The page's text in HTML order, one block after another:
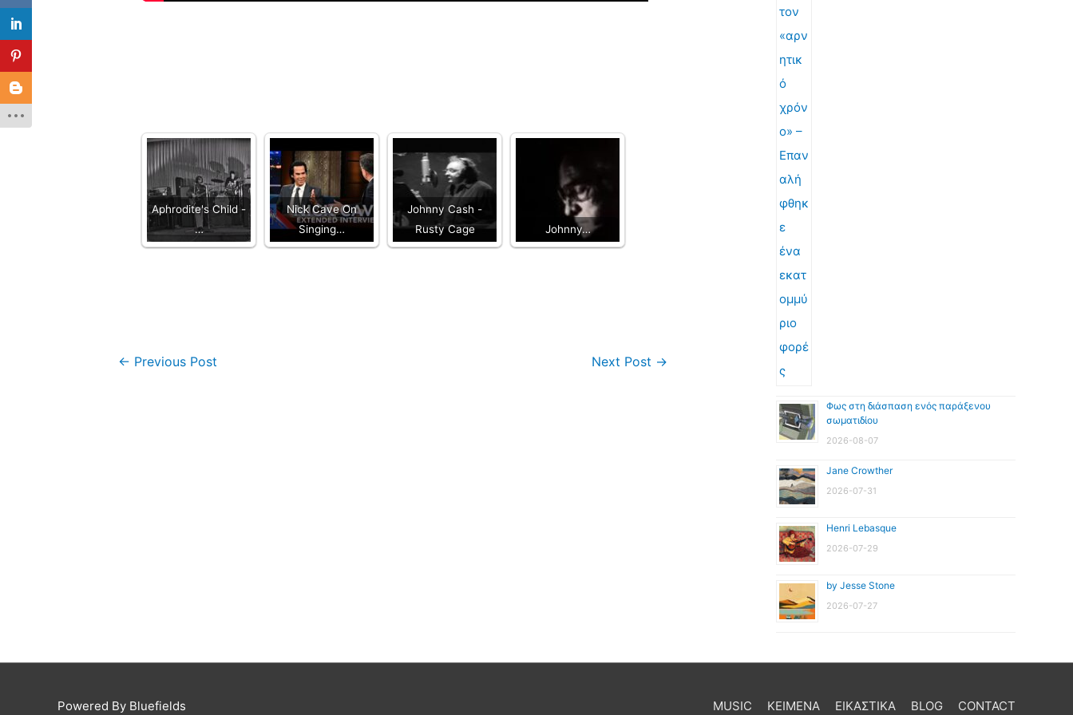
Aphrodite's Child -
…
Nick Cave On
Singing…
Johnny Cash -
Rusty Cage
Johnny…
← Previous Post Next Post →
Φως στη διάσπαση ενός παράξενου
σωματιδίου
2026-08-07
Jane Crowther
2026-07-31
Henri Lebasque
2026-07-29
by Jesse Stone
2026-07-27
Powered By Bluefields MUSIC ΚΕΙΜΕΝΑ ΕΙΚΑΣΤΙΚΑ BLOG CONTACT